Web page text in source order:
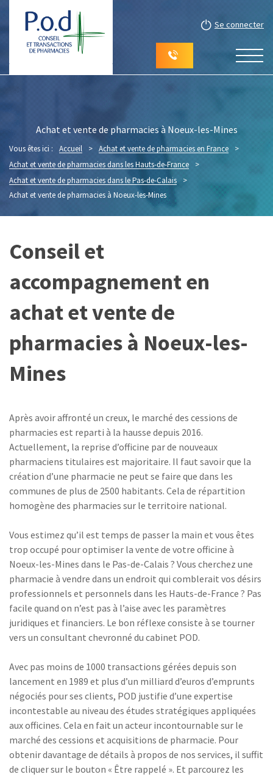
Se connecter
Achat et vente de pharmacies à Noeux-les-Mines
Vous êtes ici : Accueil > Achat et vente de pharmacies en France
>
Achat et vente de pharmacies dans les Hauts-de-France >
Achat et vente de pharmacies dans le Pas-de-Calais
>
Achat et vente de pharmacies à Noeux-les-Mines
Conseil et
accompagnement en
achat et vente de
pharmacies à Noeux-les-
Mines
Après avoir affronté un creux, le marché des cessions de
pharmacies est reparti à la hausse depuis 2016.
Actuellement, la reprise d’officine par de nouveaux
pharmaciens titulaires est majoritaire. Il faut savoir que la
création d’une pharmacie ne peut se faire que dans les
communes de plus de 2500 habitants. Cela de répartition
homogène des pharmacies sur le territoire national.
Vous estimez qu’il est temps de passer la main et vous êtes
trop occupé pour optimiser la vente de votre officine à
Noeux-les-Mines dans le Pas-de-Calais ? Vous cherchez une
pharmacie à vendre dans un endroit qui comblerait vos désirs
professionnels et personnels dans les Hauts-de-France ? Pas
facile quand on n’est pas à l’aise avec les paramètres
juridiques et financiers. Le bon réflexe consiste à se tourner
vers un consultant chevronné du cabinet POD.
Avec pas moins de 1000 transactions gérées depuis son
lancement en 1989 et plus d’un milliard d’euros d’emprunts
négociés pour ses clients, POD justifie d’une expertise
incontestable au niveau des études stratégiques appliquées
aux officines. Cela en fait un acteur incontournable sur le
marché des cessions et acquisitions de pharmacie. Pour
obtenir davantage de détails à propos de nos services, il suffit
de cliquer sur le bouton « Être rappelé ». Et parcourez les